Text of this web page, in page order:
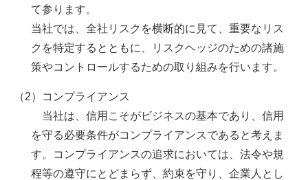
て参ります。
当社では、全社リスクを横断的に見て、重要なリス
クを特定するとともに、リスクヘッジのための諸施
策やコントロールするための取り組みを行います。
（2）コンプライアンス
当社は、信用こそがビジネスの基本であり、信用
を守る必要条件がコンプライアンスであると考えま
す。コンプライアンスの追求においては、法令や規
程等の遵守にとどまらず、約束を守り、企業人とし